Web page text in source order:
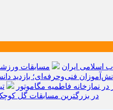
اسلامی ایران
مسابقات
فنی‌وحرفه‌ای؛ بازدید
نمازخانه فاطمیه مگاموتور
در بزرگترین مسابقات گل